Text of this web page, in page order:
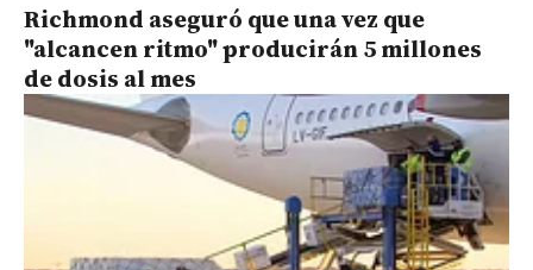
Richmond aseguró que una vez que
"alcancen ritmo" producirán 5 millones
de dosis al mes